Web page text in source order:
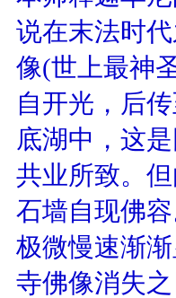
说在末法时
像(世上最神
自开光，后
底湖中，这
共业所致。
石墙自现佛
极微慢速渐
寺佛像消失